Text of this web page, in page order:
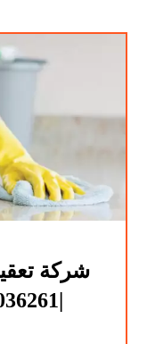
شركة
|0507036261|تطهير وتعقيم